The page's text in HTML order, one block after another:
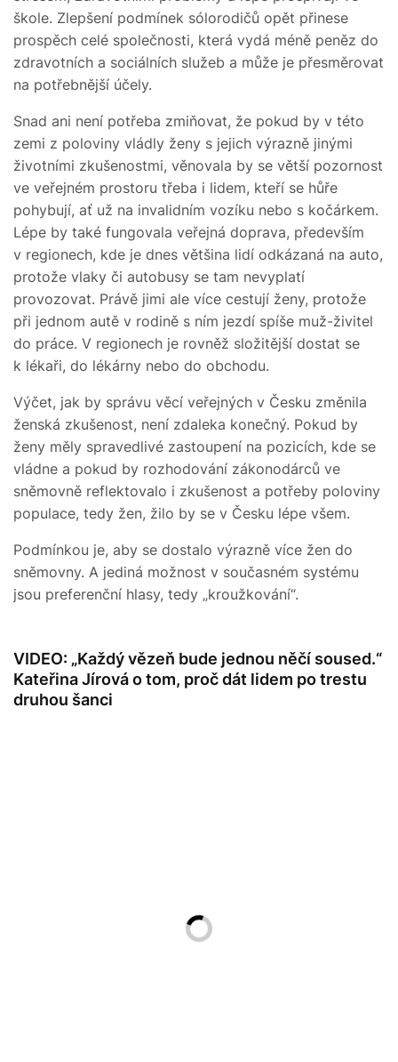
škole. Zlepšení podmínek sólorodičů opět přinese
prospěch celé společnosti, která vydá méně peněz do
zdravotních a sociálních služeb a může je přesměrovat
na potřebnější účely.
Snad ani není potřeba zmiňovat, že pokud by v této
zemi z poloviny vládly ženy s jejich výrazně jinými
životními zkušenostmi, věnovala by se větší pozornost
ve veřejném prostoru třeba i lidem, kteří se hůře
pohybují, ať už na invalidním vozíku nebo s kočárkem.
Lépe by také fungovala veřejná doprava, především
v regionech, kde je dnes většina lidí odkázaná na auto,
protože vlaky či autobusy se tam nevyplatí
provozovat. Právě jimi ale více cestují ženy, protože
při jednom autě v rodině s ním jezdí spíše muž-živitel
do práce. V regionech je rovněž složitější dostat se
k lékaři, do lékárny nebo do obchodu.
Výčet, jak by správu věcí veřejných v Česku změnila
ženská zkušenost, není zdaleka konečný. Pokud by
ženy měly spravedlivé zastoupení na pozicích, kde se
vládne a pokud by rozhodování zákonodárců ve
sněmovně reflektovalo i zkušenost a potřeby poloviny
populace, tedy žen, žilo by se v Česku lépe všem.
Podmínkou je, aby se dostalo výrazně více žen do
sněmovny. A jediná možnost v současném systému
jsou preferenční hlasy, tedy „kroužkování“.
VIDEO: „Každý vězeň bude jednou něčí soused.“
Kateřina Jírová o tom, proč dát lidem po trestu
druhou šanci